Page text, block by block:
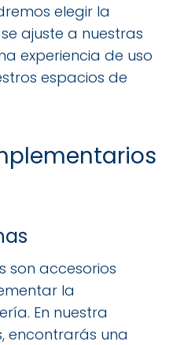
elegir la
ajuste a nuestras
experiencia de uso
espacios de
son accesorios
la
En nuestra
encontrarás una